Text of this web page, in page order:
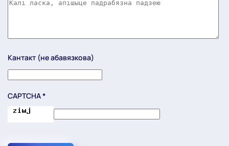
Кантакт (не абавязкова)
CAPTCHA*